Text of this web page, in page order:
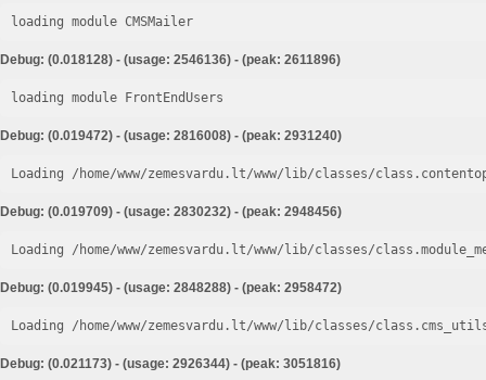
loading module CMSMailer
Debug: (0.018128) - (usage: 2546136) - (peak: 2611896)
loading module FrontEndUsers
Debug: (0.019472) - (usage: 2816008) - (peak: 2931240)
Loading /home/www/zemesvardu.lt/www/lib/classes/
Debug: (0.019709) - (usage: 2830232) - (peak: 2948456)
Loading /home/www/zemesvardu.lt/www/lib/classes/
Debug: (0.019945) - (usage: 2848288) - (peak: 2958472)
Loading /home/www/zemesvardu.lt/www/lib/classes/
Debug: (0.021173) - (usage: 2926344) - (peak: 3051816)